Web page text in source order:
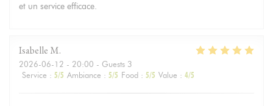
et un service efficace.
Isabelle M
2026-06-12 - 20:00 - Guests 3
Service : 5/5 Ambiance : 5/5 Food : 5/5 Value : 4/5